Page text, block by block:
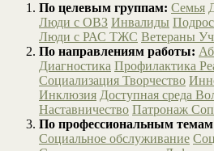
По целевым группам: Семья
Люди с ОВЗ Инвалиды
Люди с РАС ТЖС Ветераны
По направлениям работы:
Диагностика Профилактика
Социализация Творчество
Инклюзия Доступная среда
Наставничество Патронаж
По профессиональным
Социальное обслуживание